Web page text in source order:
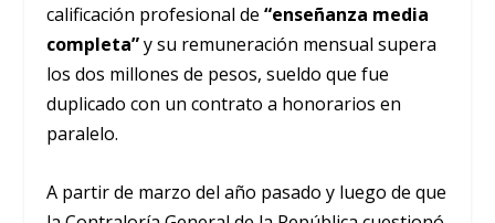
calificación profesional de “enseñanza media
completa”y su remuneración mensual supera
los dos millones de pesos, sueldo que fue
duplicado con un contrato a honorarios en
paralelo.
A partir de marzo del año pasado y luego de que